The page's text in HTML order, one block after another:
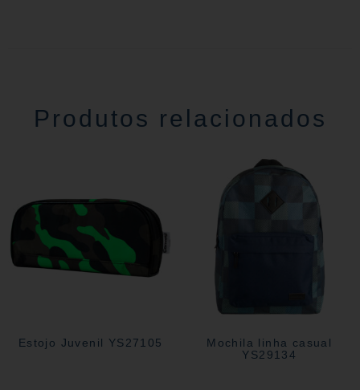
Produtos relacionados
Estojo Juvenil YS27105
Mochila linha casual
YS29134